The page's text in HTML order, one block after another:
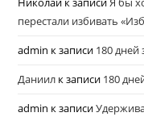
перестали избивать
admin к записи 180 дней
Даниил к записи 180
admin к записи